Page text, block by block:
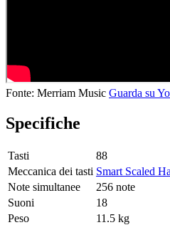
Fonte: Merriam Music Guarda su
Specifiche
Tasti
88
Meccanica dei tasti Smart Scaled
Note simultanee
256 note
Suoni
18
Peso
11.5 kg